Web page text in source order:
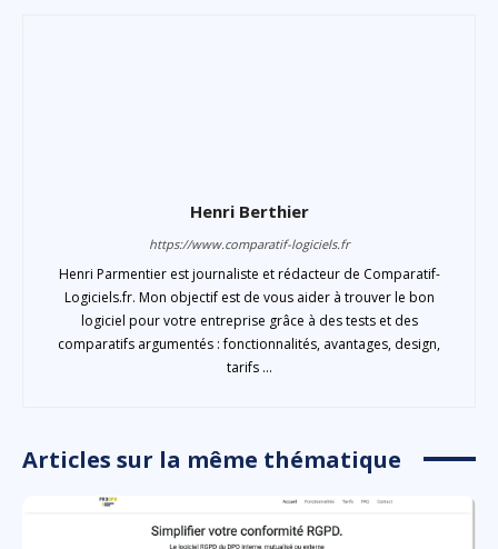
Henri Berthier
https://www.comparatif-logiciels.fr
Henri Parmentier est journaliste et rédacteur de Comparatif-
Logiciels.fr. Mon objectif est de vous aider à trouver le bon
logiciel pour votre entreprise grâce à des tests et des
comparatifs argumentés : fonctionnalités, avantages, design,
tarifs ...
Articles sur la même thématique